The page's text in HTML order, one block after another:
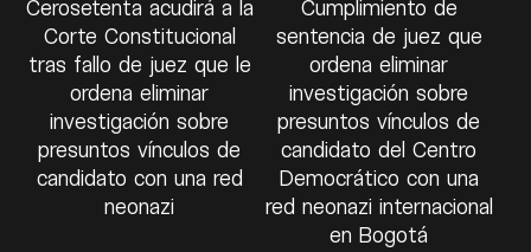
Cerosetenta acudirá a la
Corte Constitucional
tras fallo de juez que le
ordena eliminar
investigación sobre
presuntos vínculos de
candidato con una red
neonazi
Cumplimiento de
sentencia de juez que
ordena eliminar
investigación sobre
presuntos vínculos de
candidato del Centro
Democrático con una
red neonazi internacional
en Bogotá